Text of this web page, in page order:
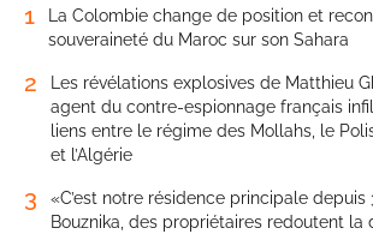
1
La Colombie change de position et
souveraineté du Maroc sur son Sahara
2
Les révélations explosives de Matthieu
agent du contre-espionnage français
liens entre le régime des Mollahs, le
et l’Algérie
3
«C’est notre résidence principale depuis
Bouznika, des propriétaires redoutent la